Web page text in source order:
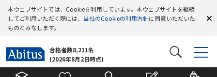
本ウェブサイトでは、Cookieを利用しています。本ウェブサイトを継続
してご利用いただく際には、 当社のCookieの利用方針に同意いただいた
ものとみなします。
合格者数8,211名
(2026年8月2日時点)